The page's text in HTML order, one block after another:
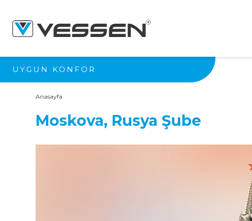
UYGUN KONFOR
Anasayfa
Moskova, Rusya Şube